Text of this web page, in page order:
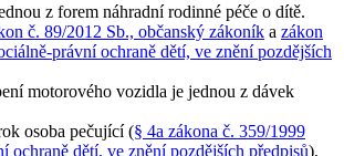
z forem náhradní rodinné péče o dítě.
č. 89/2012 Sb., občanský zákoník a zákon
právní ochraně dětí, ve znění pozdějších
motorového vozidla je jednou z dávek
osoba pečující (§ 4a zákona č. 359/1999
ochraně dětí, ve znění pozdějších předpisů),